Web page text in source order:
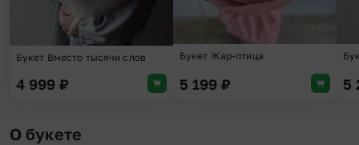
Букет Вместо тысячи слов
4 999 ₽
Букет Жар-птица
5 199 ₽ 5
О букете